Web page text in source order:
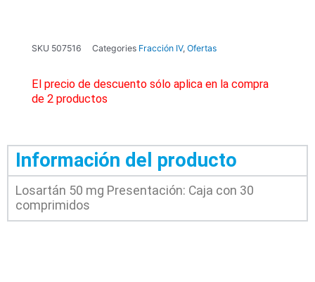
SKU 507516 Categories Fracción IV, Ofertas
El precio de descuento sólo aplica en la compra
de 2 productos
Información del producto
Losartán 50 mg Presentación: Caja con 30
comprimidos